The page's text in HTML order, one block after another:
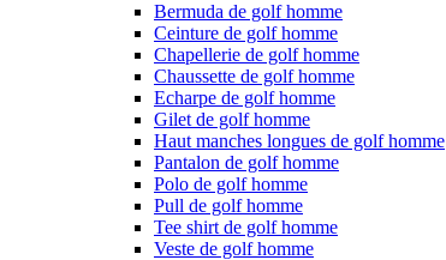
Bermuda de golf homme
Ceinture de golf homme
Chapellerie de golf homme
Chaussette de golf homme
Echarpe de golf homme
Gilet de golf homme
Haut manches longues de golf homme
Pantalon de golf homme
Polo de golf homme
Pull de golf homme
Tee shirt de golf homme
Veste de golf homme